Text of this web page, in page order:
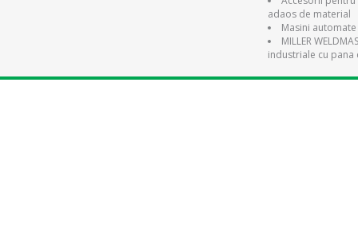
adaos de material
Masini
MILLER
industriale cu pana